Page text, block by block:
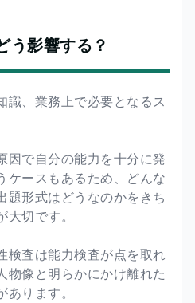
う影響する？
識、業務上で必要となるス
因で自分の能力を十分に発
ケースもあるため、どんな
題形式はどうなのかをきち
切です。
検査は能力検査が点を取れ
物像と明らかにかけ離れた
ります。